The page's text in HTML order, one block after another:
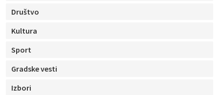
Društvo
Kultura
Sport
Gradske vesti
Izbori